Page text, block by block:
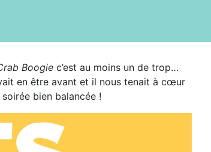
Boogie c’est au moins un de trop…
en être avant et il nous tenait à cœur
bien balancée !